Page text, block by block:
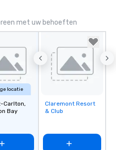
met uw behoeften
locatie
Carlton,
Bay
Removed from
favorites
Claremont Resort
& Club